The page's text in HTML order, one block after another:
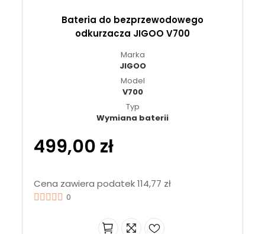
Bateria do bezprzewodowego
odkurzacza JIGOO V700
Marka
JIGOO
Model
V700
Typ
Wymiana baterii
499,00 zł
Cena zawiera podatek 114,77 zł
0